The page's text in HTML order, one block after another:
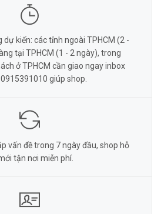
dự kiến: các tỉnh ngoài TPHCM (2 -
tại TPHCM (1 - 2 ngày), trong
ở TPHCM cần giao ngay inbox
giúp shop.
vấn đề trong 7 ngày đầu, shop hỗ
tận nơi miễn phí.